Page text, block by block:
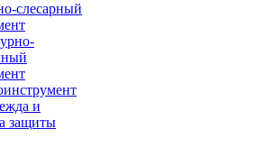
слесарный
и
защиты